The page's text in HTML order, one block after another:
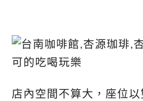
店內空間不算大，座位